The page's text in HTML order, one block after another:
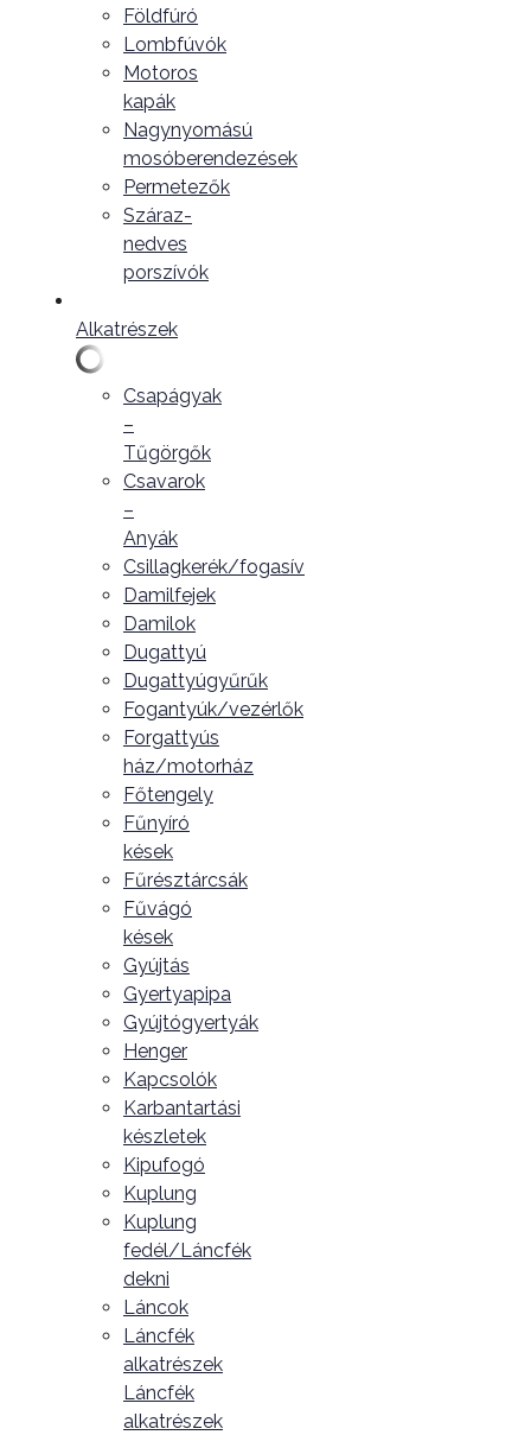
Földfúró
Lombfúvók
Motoros
kapák
Nagynyomású
mosóberendezések
Permetezők
Száraz-
nedves
porszívók
Alkatrészek
Csapágyak
–
Tűgörgők
Csavarok
–
Anyák
Csillagkerék/fogasív
Damilfejek
Damilok
Dugattyú
Dugattyúgyűrűk
Fogantyúk/vezérlők
Forgattyús
ház/motorház
Főtengely
Fűnyíró
kések
Fűrésztárcsák
Fűvágó
kések
Gyújtás
Gyertyapipa
Gyújtógyertyák
Henger
Kapcsolók
Karbantartási
készletek
Kipufogó
Kuplung
Kuplung
fedél/Láncfék
dekni
Láncok
Láncfék
alkatrészek
Láncfék
alkatrészek